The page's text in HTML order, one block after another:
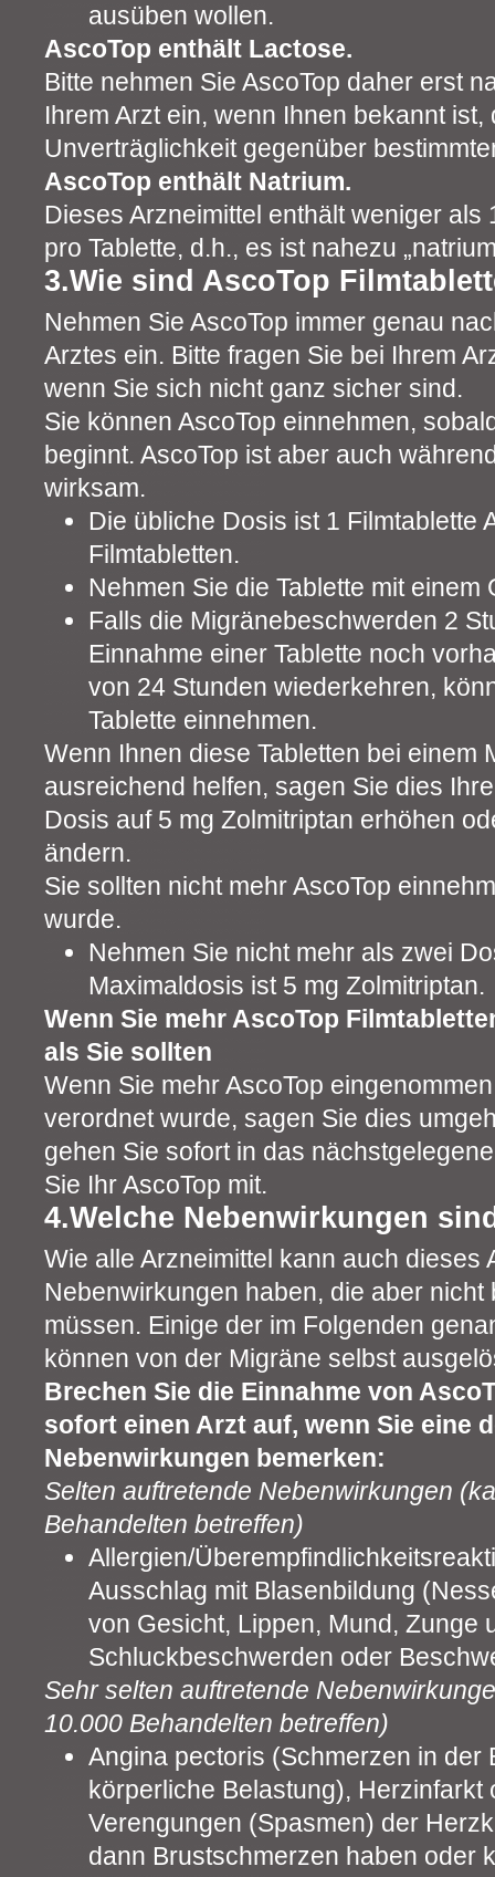
ausüben wollen.
AscoTop enthält Lactose.
Bitte nehmen Sie AscoTop daher erst
Ihrem Arzt ein, wenn Ihnen bekannt
Unverträglichkeit gegenüber
AscoTop enthält Natrium.
Dieses Arzneimittel enthält weniger als
pro Tablette, d.h., es ist nahezu
3.Wie sind AscoTop
Nehmen Sie AscoTop immer genau
Arztes ein. Bitte fragen Sie bei Ihrem
wenn Sie sich nicht ganz sicher sind.
Sie können AscoTop einnehmen,
beginnt. AscoTop ist aber auch
wirksam.
Die übliche Dosis ist 1 Filmtablette
Filmtabletten.
Nehmen Sie die Tablette mit einem
Falls die Migränebeschwerden 2
Einnahme einer Tablette noch
von 24 Stunden wiederkehren,
Tablette einnehmen.
Wenn Ihnen diese Tabletten bei einem
ausreichend helfen, sagen Sie dies
Dosis auf 5 mg Zolmitriptan erhöhen
ändern.
Sie sollten nicht mehr AscoTop
wurde.
Nehmen Sie nicht mehr als zwei
Maximaldosis ist 5 mg Zolmitriptan.
Wenn Sie mehr AscoTop
als Sie sollten
Wenn Sie mehr AscoTop
verordnet wurde, sagen Sie dies
gehen Sie sofort in das
Sie Ihr AscoTop mit.
4.Welche Nebenwirkungen
Wie alle Arzneimittel kann auch dieses
Nebenwirkungen haben, die aber nicht
müssen. Einige der im Folgenden
können von der Migräne selbst
Brechen Sie die Einnahme von
sofort einen Arzt auf, wenn Sie eine
Nebenwirkungen bemerken:
Selten auftretende Nebenwirkungen
Behandelten betreffen)
Allergien/
Ausschlag mit Blasenbildung
von Gesicht, Lippen, Mund, Zunge
Schluckbeschwerden oder
Sehr selten auftretende
10.000 Behandelten betreffen)
Angina pectoris (Schmerzen in der
körperliche Belastung), Herzinfarkt
Verengungen (Spasmen) der
dann Brustschmerzen haben oder